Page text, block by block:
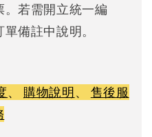
若需開立統一編
備註中說明。
、 購物說明、 售後服